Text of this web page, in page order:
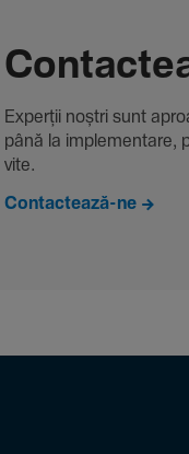
Experții noștri sunt
până la imple­men­tare,
vite.
Contactează-ne